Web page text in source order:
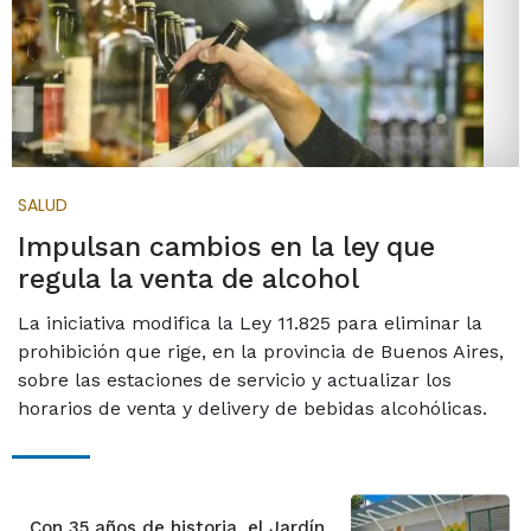
SALUD
Impulsan cambios en la ley que
regula la venta de alcohol
La iniciativa modifica la Ley 11.825 para eliminar la
prohibición que rige, en la provincia de Buenos Aires,
sobre las estaciones de servicio y actualizar los
horarios de venta y delivery de bebidas alcohólicas.